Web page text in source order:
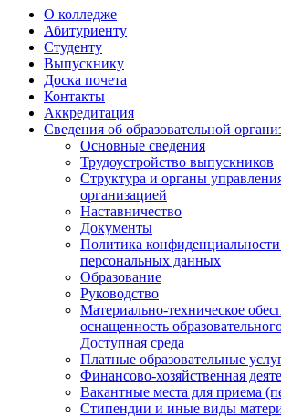
О колледже
Абитуриенту
Студенту
Выпускнику
Доска почета
Контакты
Аккредитация
Сведения об образовательной
Основные сведения
Трудоустройство выпускников
Структура и органы
организацией
Наставничество
Документы
Политика
персональных данных
Образование
Руководство
Материально-техническое
оснащенность
Доступная среда
Платные образовательные
Финансово-хозяйственная
Вакантные места для приема
Стипендии и иные виды